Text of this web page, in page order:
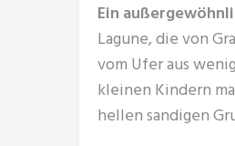
Ein
Lagune, die von
vom Ufer aus
kleinen Kindern
hellen sandigen